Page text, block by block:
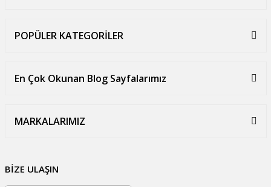
POPÜLER KATEGORİLER
En Çok Okunan Blog Sayfalarımız
MARKALARIMIZ
BİZE ULAŞIN